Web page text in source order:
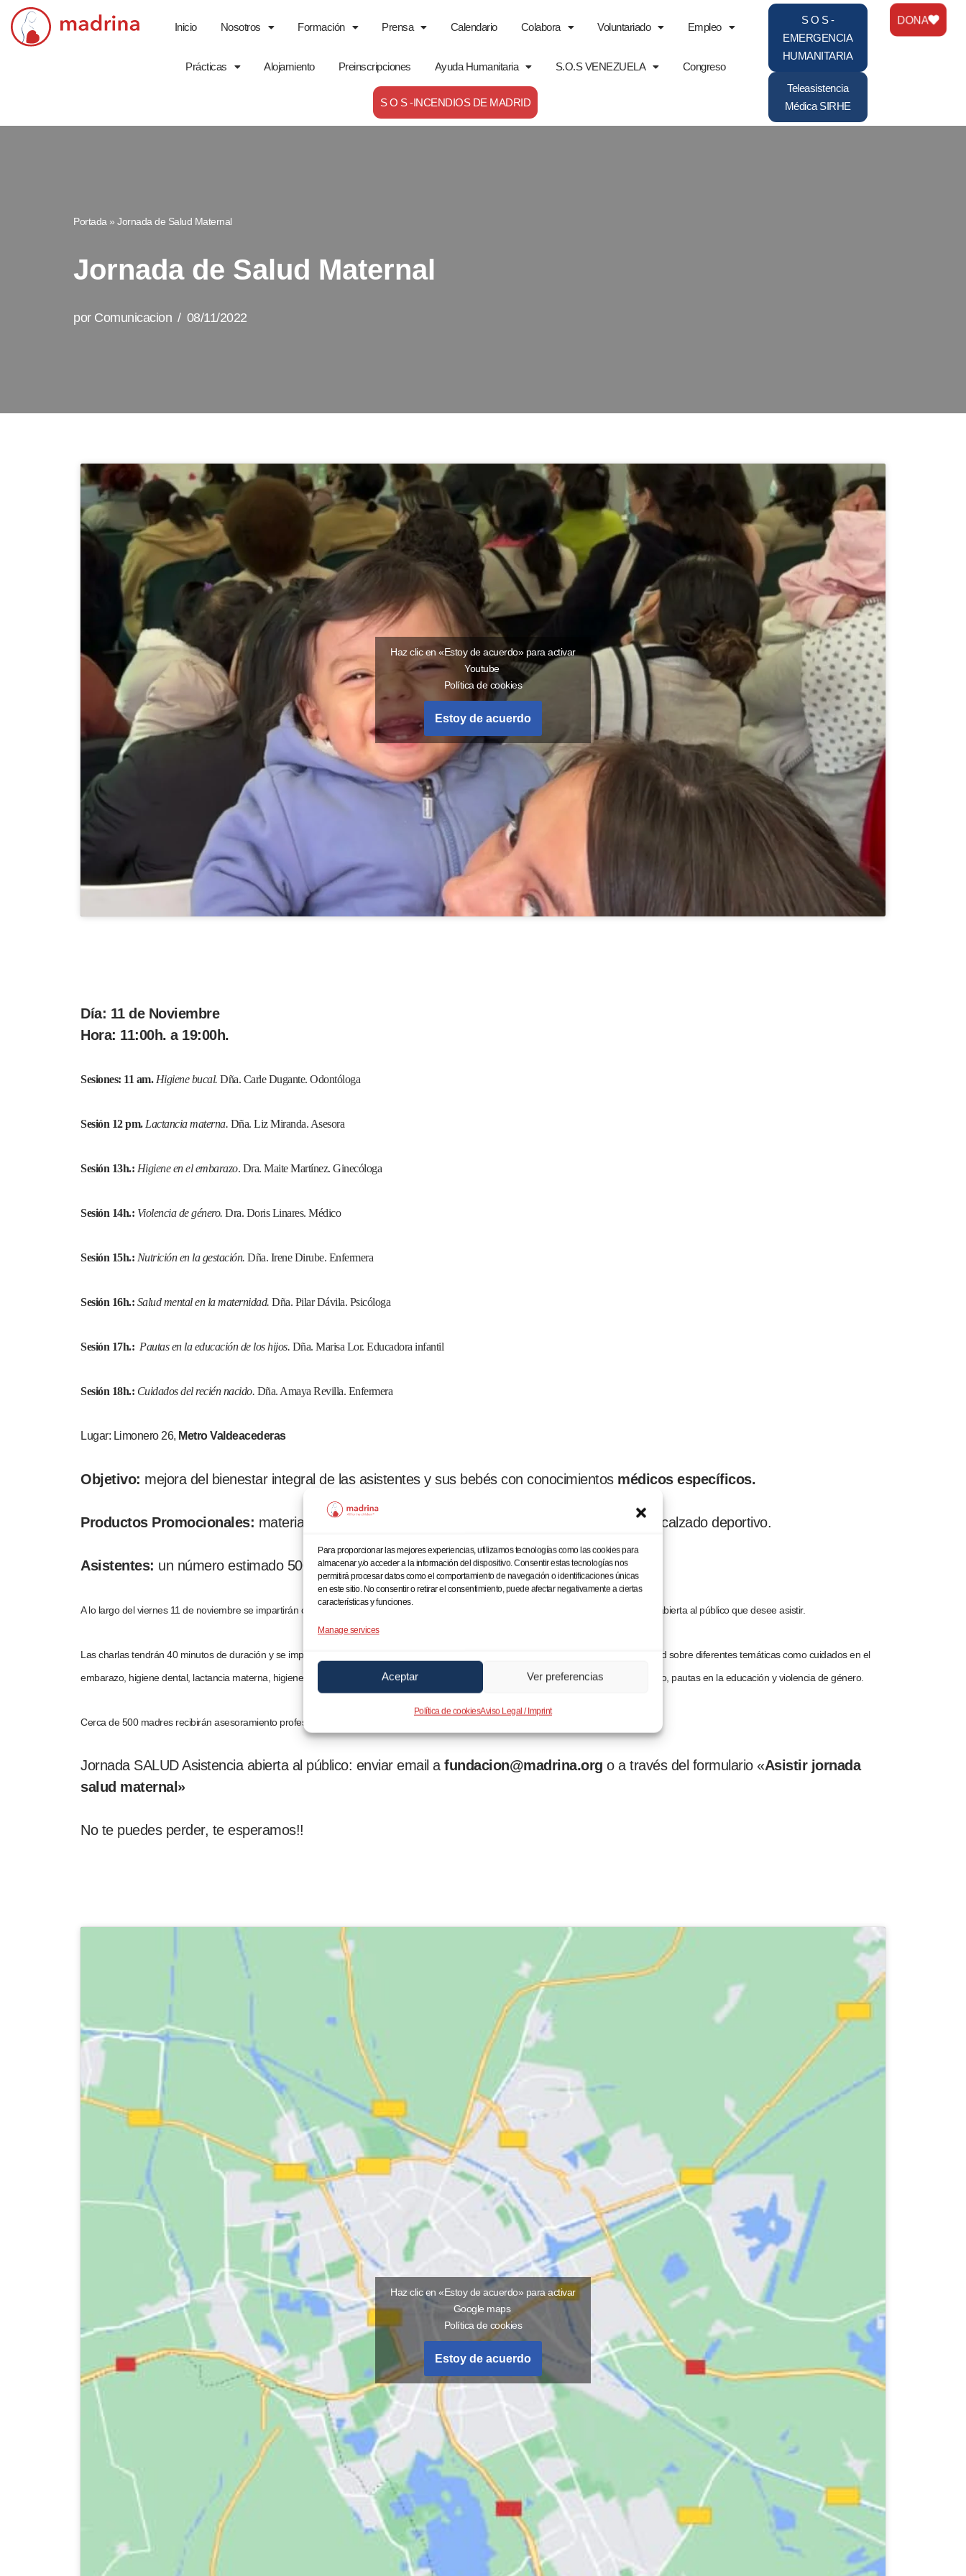
Para proporcionar las mejores experiencias, utilizamos tecnologías como las cookies para
almacenar y/o acceder a la información del dispositivo. Consentir estas tecnologías nos
permitirá procesar datos como el comportamiento de navegación o identificaciones únicas
en este sitio. No consentir o retirar el consentimiento, puede afectar negativamente a ciertas
características y funciones.
Manage services
Aceptar Ver preferencias
Política de cookiesAviso Legal / Imprint
Saltar
Inicio Nosotros Formación Prensa Calendario Colabora Voluntariado Empleo
Prácticas Alojamiento Preinscripciones Ayuda Humanitaria S.O.S VENEZUELA Congreso
S O S -INCENDIOS DE MADRID
S O S -
EMERGENCIA
HUMANITARIA
Teleasistencia
Médica SIRHE
DONA
Portada » Jornada de Salud Maternal
Jornada de Salud Maternal
por Comunicacion 08/11/2022
Haz clic en «Estoy de acuerdo» para activar
Youtube
Política de cookies
Estoy de acuerdo
Día: 11 de Noviembre
Hora: 11:00h. a 19:00h.
Sesiones: 11 am. Higiene bucal. Dña. Carle Dugante. Odontóloga
Sesión 12 pm. Lactancia materna. Dña. Liz Miranda. Asesora
Sesión 13h.: Higiene en el embarazo. Dra. Maite Martínez. Ginecóloga
Sesión 14h.: Violencia de género. Dra. Doris Linares. Médico
Sesión 15h.: Nutrición en la gestación. Dña. Irene Dirube. Enfermera
Sesión 16h.: Salud mental en la maternidad. Dña. Pilar Dávila. Psicóloga
Sesión 17h.: Pautas en la educación de los hijos. Dña. Marisa Lor. Educadora infantil
Sesión 18h.: Cuidados del recién nacido. Dña. Amaya Revilla. Enfermera
Lugar: Limonero 26, Metro Valdeacederas
Objetivo: mejora del bienestar integral de las asistentes y sus bebés con conocimientos médicos específicos.
Productos Promocionales: material de higiene íntima femenina, higiene dental, ropa de bebé, calzado deportivo.
Asistentes: un número estimado 500 madres y sus bebés.
A lo largo del viernes 11 de noviembre se impartirán charlas de asesoramiento en el terreno de la maternidad e infancia y es una jornada abierta al público que desee asistir.
Las charlas tendrán 40 minutos de duración y se impartirán desde las 11 de la mañana hasta las 7 de la tarde por profesionales de la salud sobre diferentes temáticas como cuidados en el
embarazo, higiene dental, lactancia materna, higiene en el embarazo, nutrición, salud mental, cuidados del recién nacido, vínculo de apego, pautas en la educación y violencia de género.
Cerca de 500 madres recibirán asesoramiento profesional en diferentes áreas de salud materno infantil.
Jornada SALUD Asistencia abierta al público: enviar email a fundacion@madrina.org o a través del formulario «Asistir jornada
salud maternal»
No te puedes perder, te esperamos!!
Haz clic en «Estoy de acuerdo» para activar
Google maps
Política de cookies
Estoy de acuerdo